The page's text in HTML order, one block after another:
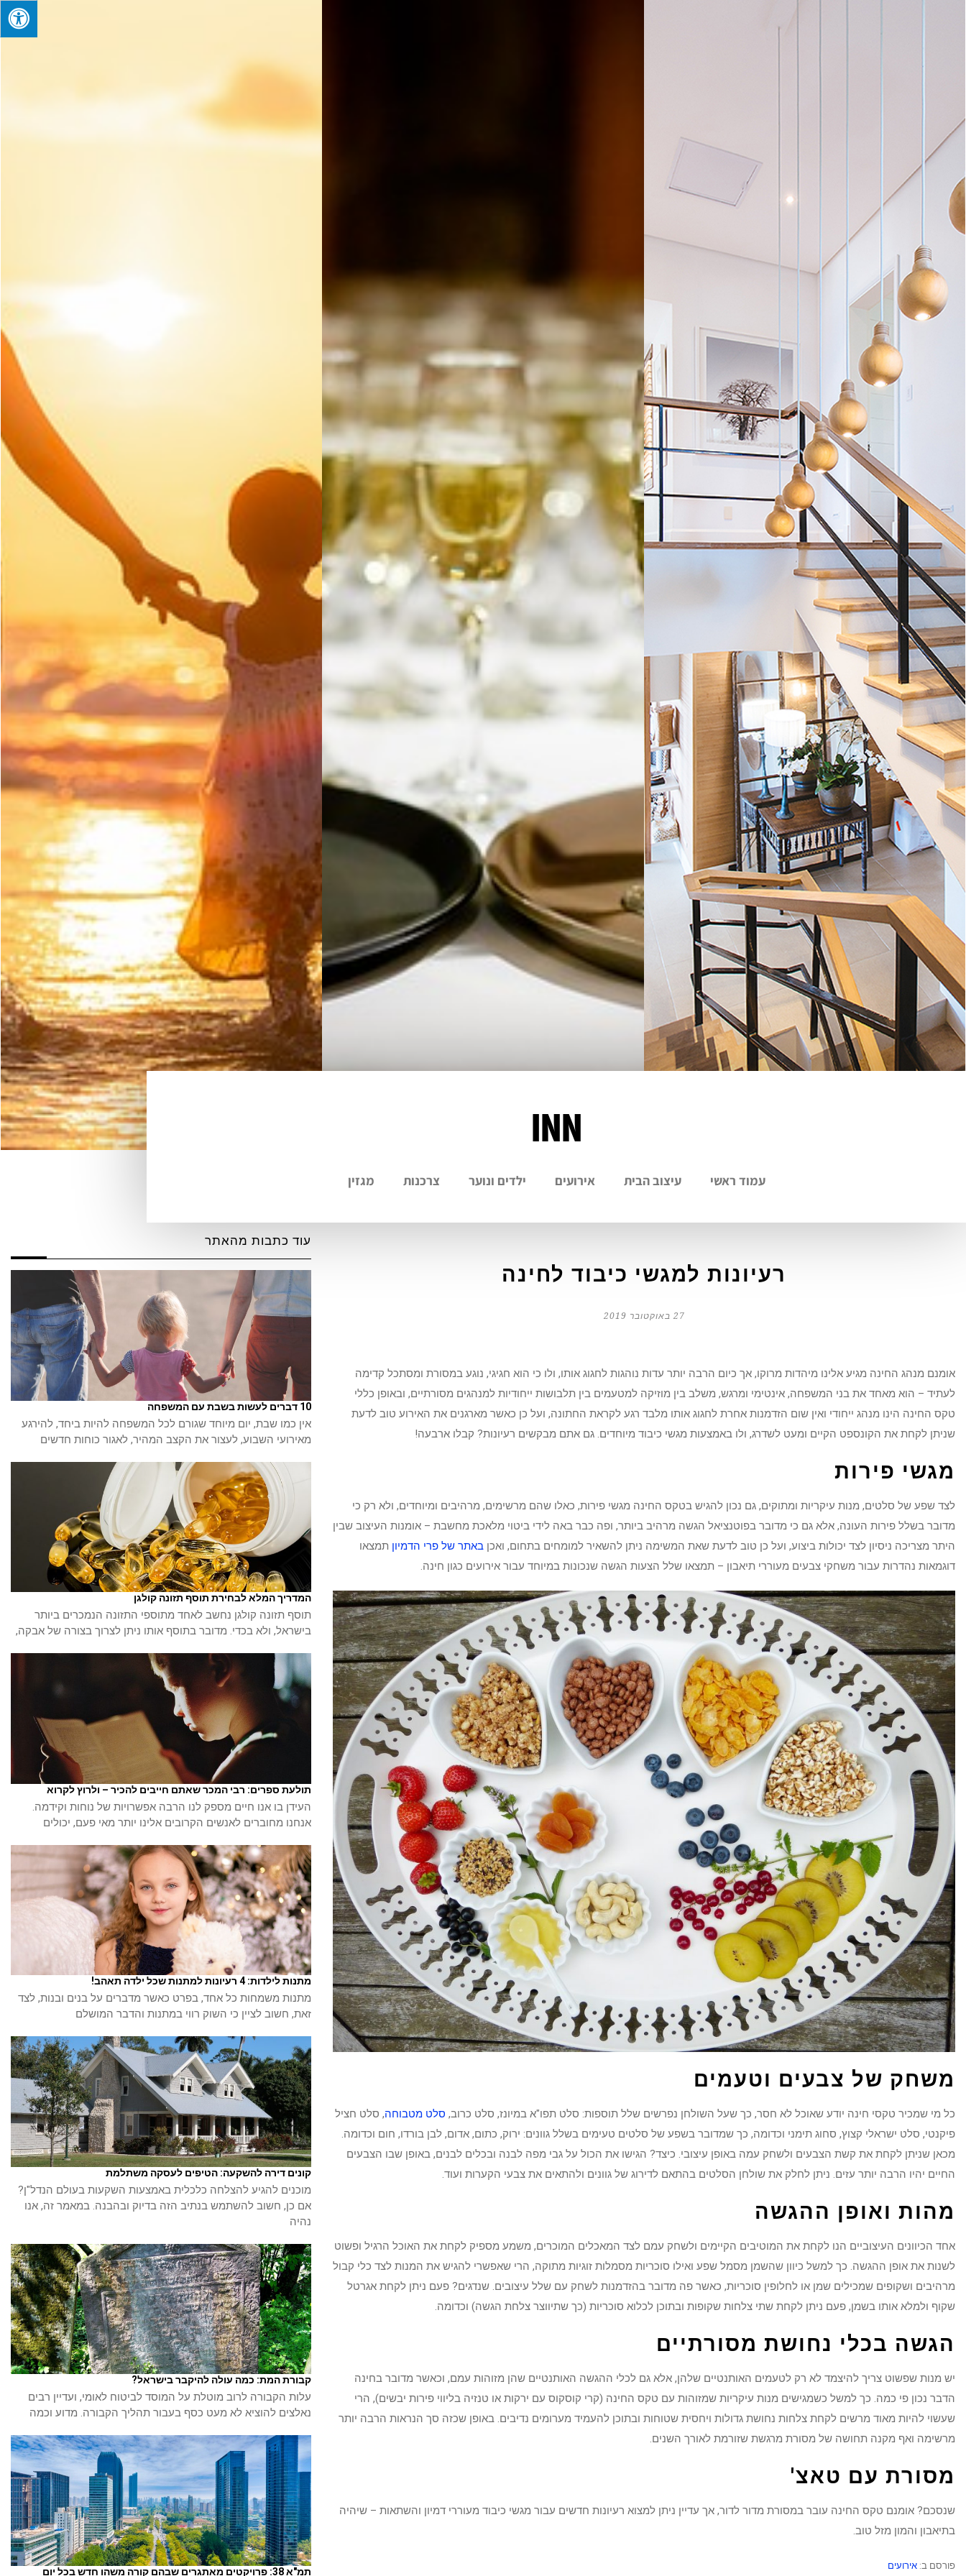
INN
עמוד ראשי עיצוב הבית אירועים ילדים ונוער צרכנות מגזין
רעיונות למגשי כיבוד לחינה
27 באוקטובר 2019
אומנם מנהג החינה מגיע אלינו מיהדות מרוקו, אך כיום הרבה יותר עדות נוהגות לחגוג אותו, ולו כי הוא חגיגי, נוגע במסורת ומסתכל קדימה
לעתיד – הוא מאחד את בני המשפחה, אינטימי ומרגש, משלב בין מוזיקה למטעמים בין תלבושות ייחודיות למנהגים מסורתיים, ובאופן כללי
טקס החינה הינו מנהג ייחודי ואין שום הזדמנות אחרת לחגוג אותו מלבד רגע לקראת החתונה, ועל כן כאשר מארגנים את האירוע טוב לדעת
שניתן לקחת את הקונספט הקיים ומעט לשדרג, ולו באמצעות מגשי כיבוד מיוחדים. גם אתם מבקשים רעיונות? קבלו ארבעה!
מגשי פירות
לצד שפע של סלטים, מנות עיקריות ומתוקים, גם נכון להגיש בטקס החינה מגשי פירות, כאלו שהם מרשימים, מרהיבים ומיוחדים, ולא רק כי
מדובר בשלל פירות העונה, אלא גם כי מדובר בפוטנציאל הגשה מרהיב ביותר, ופה כבר באה לידי ביטוי מלאכת מחשבת – אומנות העיצוב שבין
היתר מצריכה ניסיון לצד יכולות ביצוע, ועל כן טוב לדעת שאת המשימה ניתן להשאיר למומחים בתחום, ואכן באתר של פרי הדמיון תמצאו
דוגמאות נהדרות עבור משחקי צבעים מעוררי תיאבון – תמצאו שלל הצעות הגשה שנכונות במיוחד עבור אירועים כגון חינה.
משחק של צבעים וטעמים
כל מי שמכיר טקסי חינה יודע שאוכל לא חסר, כך שעל השולחן נפרשים שלל תוספות: סלט תפו"א במיונז, סלט כרוב, סלט מטבוחה, סלט חציל
פיקנטי, סלט ישראלי קצוץ, סחוג תימני וכדומה, כך שמדובר בשפע של סלטים טעימים בשלל גוונים: ירוק, כתום, אדום, לבן בורדו, חום וכדומה.
מכאן שניתן לקחת את קשת הצבעים ולשחק עמה באופן עיצובי. כיצד? הגישו את הכול על גבי מפה לבנה ובכלים לבנים, באופן שבו הצבעים
החיים יהיו הרבה יותר עזים. ניתן לחלק את שולחן הסלטים בהתאם לדירוג של גוונים ולהתאים את צבעי הקערות ועוד.
מהות ואופן ההגשה
אחד הכיוונים העיצוביים הנו לקחת את המוטיבים הקיימים ולשחק עמם לצד המאכלים המוכרים, משמע מספיק לקחת את האוכל הרגיל ופשוט
לשנות את אופן ההגשה. כך למשל כיוון שהשמן מסמל שפע ואילו סוכריות מסמלות זוגיות מתוקה, הרי שאפשרי להגיש את המנות לצד כלי קבול
מרהיבים ושקופים שמכילים שמן או לחלופין סוכריות, כאשר פה מדובר בהזדמנות לשחק עם שלל עיצובים. שנדגים? פעם ניתן לקחת אגרטל
שקוף ולמלא אותו בשמן, פעם ניתן לקחת שתי צלחות שקופות ובתוכן לכלוא סוכריות (כך שתיווצר צלחת הגשה) וכדומה.
הגשה בכלי נחושת מסורתיים
יש מנות שפשוט צריך להיצמד לא רק לטעמים האותנטיים שלהן, אלא גם לכלי ההגשה האותנטיים שהן מזוהות עמם, וכאשר מדובר בחינה
הדבר נכון פי כמה. כך למשל כשמגישים מנות עיקריות שמזוהות עם טקס החינה (קרי קוסקוס עם ירקות או טנזיה בליווי פירות יבשים), הרי
שעשוי להיות מאוד מרשים לקחת צלחות נחושת גדולות ויחסית שטוחות ובתוכן להעמיד מערומים נדיבים. באופן שכזה סך הנראות הרבה יותר
מרשימה ואף מקנה תחושה של מסורת מרגשת שזורמת לאורך השנים.
מסורת עם טאצ'
שנסכם? אומנם טקס החינה עובר במסורת מדור לדור, אך עדיין ניתן למצוא רעיונות חדשים עבור מגשי כיבוד מעוררי דמיון והשתאות – שיהיה
בתיאבון והמון מזל טוב.
פורסם ב: אירועים
עוד כתבות מהאתר
10 דברים לעשות בשבת עם המשפחה
אין כמו שבת, יום מיוחד שגורם לכל המשפחה להיות ביחד, להירגע
מאירועי השבוע, לעצור את הקצב המהיר, לאגור כוחות חדשים
המדריך המלא לבחירת תוסף תזונה קולגן
תוסף תזונה קולגן נחשב לאחד מתוספי התזונה הנמכרים ביותר
בישראל, ולא בכדי. מדובר בתוסף אותו ניתן לצרוך בצורה של אבקה,
תולעת ספרים: רבי המכר שאתם חייבים להכיר – ולרוץ לקרוא
העידן בו אנו חיים מספק לנו הרבה אפשרויות של נוחות וקידמה.
אנחנו מחוברים לאנשים הקרובים אלינו יותר מאי פעם, יכולים
מתנות לילדות: 4 רעיונות למתנות שכל ילדה תאהב!
מתנות משמחות כל אחד, בפרט כאשר מדברים על בנים ובנות, לצד
זאת, חשוב לציין כי השוק רווי במתנות והדבר המושלם
קונים דירה להשקעה: הטיפים לעסקה משתלמת
מוכנים להגיע להצלחה כלכלית באמצעות השקעות בעולם הנדל"ן?
אם כן, חשוב להשתמש בנתיב הזה בדיוק ובהבנה. במאמר זה, אנו
נהיה
קבורת המת: כמה עולה להיקבר בישראל?
עלות הקבורה לרוב מוטלת על המוסד לביטוח לאומי, ועדיין רבים
נאלצים להוציא לא מעט כסף בעבור תהליך הקבורה. מדוע וכמה
תמ"א 38: פרויקטים מאתגרים שבהם קורה משהו חדש בכל יום